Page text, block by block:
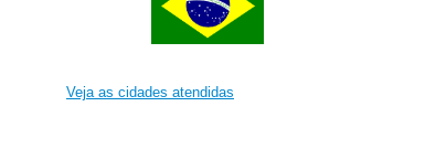
Veja as cidades atendidas